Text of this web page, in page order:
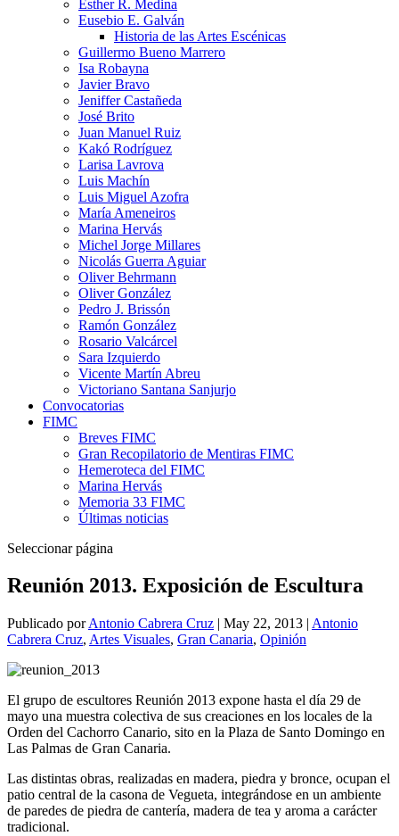
Esther R. Medina
Eusebio E. Galván
Historia de las Artes Escénicas
Guillermo Bueno Marrero
Isa Robayna
Javier Bravo
Jeniffer Castañeda
José Brito
Juan Manuel Ruiz
Kakó Rodríguez
Larisa Lavrova
Luis Machín
Luis Miguel Azofra
María Ameneiros
Marina Hervás
Michel Jorge Millares
Nicolás Guerra Aguiar
Oliver Behrmann
Oliver González
Pedro J. Brissón
Ramón González
Rosario Valcárcel
Sara Izquierdo
Vicente Martín Abreu
Victoriano Santana Sanjurjo
Convocatorias
FIMC
Breves FIMC
Gran Recopilatorio de Mentiras FIMC
Hemeroteca del FIMC
Marina Hervás
Memoria 33 FIMC
Últimas noticias
Seleccionar página
Reunión 2013. Exposición de Escultura
Publicado porAntonio Cabrera Cruz | May 22, 2013 | Antonio
Cabrera Cruz, Artes Visuales, Gran Canaria, Opinión
El grupo de escultores Reunión 2013 expone hasta el día 29 de
mayo una muestra colectiva de sus creaciones en los locales de la
Orden del Cachorro Canario, sito en la Plaza de Santo Domingo en
Las Palmas de Gran Canaria.
Las distintas obras, realizadas en madera, piedra y bronce, ocupan el
patio central de la casona de Vegueta, integrándose en un ambiente
de paredes de piedra de cantería, madera de tea y aroma a carácter
tradicional.